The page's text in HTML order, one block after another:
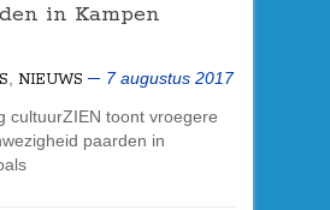
in Kampen
, NIEUWS
7 augustus 2017
cultuurZIEN toont vroegere
paarden in